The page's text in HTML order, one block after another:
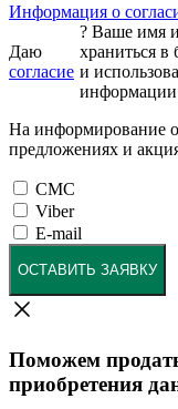
Информация о
Даю
согласие
? Ваше имя и
храниться
и
информации
На информирование
предложениях и
СМС
Viber
E-mail
ОСТАВИТЬ ЗАЯВКУ
Поможем
приобретения